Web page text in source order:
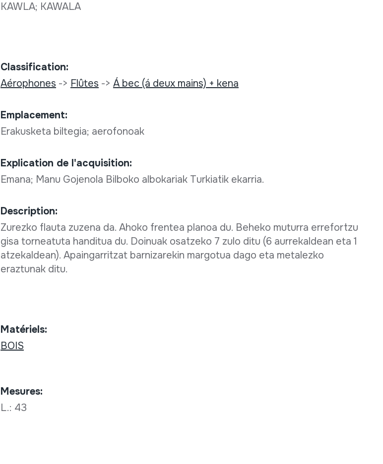
KAWLA; KAWALA
Classification:
Aérophones -> Flûtes -> Á bec (á deux mains) + kena
Emplacement:
Erakusketa biltegia; aerofonoak
Explication de l'acquisition:
Emana; Manu Gojenola Bilboko albokariak Turkiatik ekarria.
Description:
Zurezko flauta zuzena da. Ahoko frentea planoa du. Beheko muturra errefortzu
gisa torneatuta handitua du. Doinuak osatzeko 7 zulo ditu (6 aurrekaldean eta 1
atzekaldean). Apaingarritzat barnizarekin margotua dago eta metalezko
eraztunak ditu.
Matériels:
BOIS
Mesures:
L.: 43